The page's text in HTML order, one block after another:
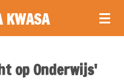
KWASA
op Onderwijs'